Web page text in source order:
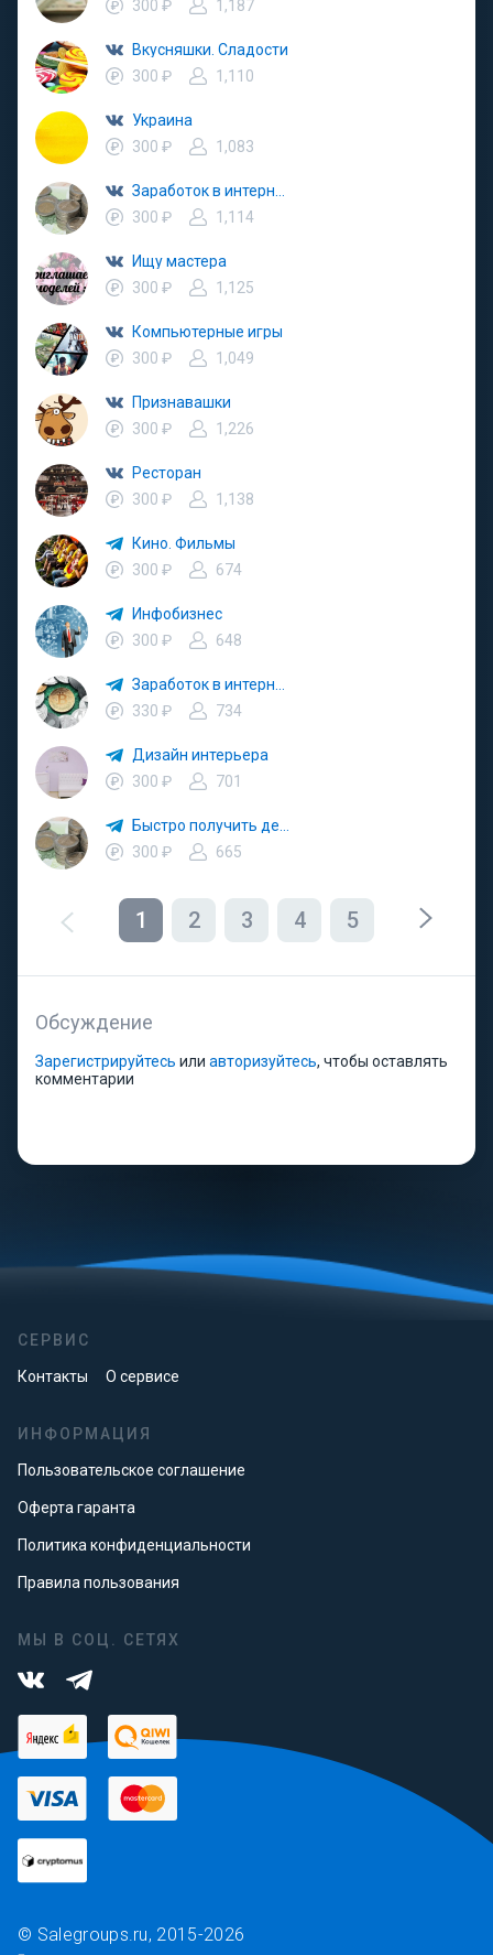
300 ₽
1,187
Вкусняшки. Сладости
300 ₽
1,110
Украина
300 ₽
1,083
300 ₽
1,114
Ищу мастера
300 ₽
1,125
Компьютерные игры
300 ₽
1,049
Признавашки
300 ₽
1,226
Ресторан
300 ₽
1,138
Кино. Фильмы
300 ₽
674
Инфобизнес
300 ₽
648
330 ₽
734
Дизайн интерьера
300 ₽
701
300 ₽
665
1 2 3 4 5
Обсуждение
Зарегистрируйтесь или авторизуйтесь, чтобы оставлять
комментарии
СЕРВИС
Контакты О сервисе
ИНФОРМАЦИЯ
Пользовательское соглашение
Оферта гаранта
Политика конфиденциальности
Правила пользования
МЫ В СОЦ. СЕТЯХ
© Salegroups.ru, 2015-2026